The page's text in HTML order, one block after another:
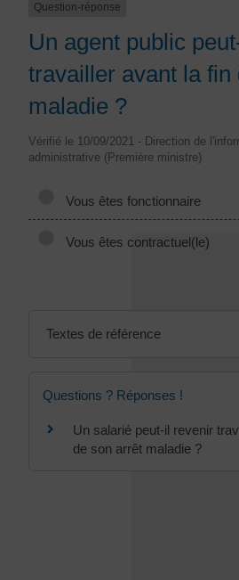
Question-réponse
Un agent public
travailler avant la fin
maladie ?
Vérifié le 10/09/2021 - Direction de
administrative (Première ministre)
Vous êtes fonctionnaire
Vous êtes contractuel(le)
Textes de référence
Questions ? Réponses !
Un salarié peut-il revenir
de son arrêt maladie ?